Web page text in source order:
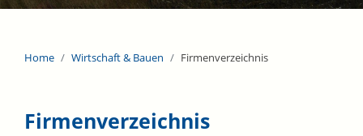
Home Wirtschaft & Bauen Firmenverzeichnis
Firmenverzeichnis